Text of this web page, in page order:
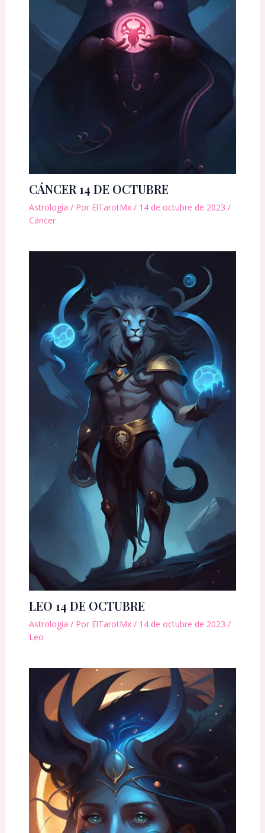
CÁNCER 14 DE OCTUBRE
Astrología / Por ElTarotMx / 14 de octubre de 2023 /
Cáncer
LEO 14 DE OCTUBRE
Astrología / Por ElTarotMx / 14 de octubre de 2023 /
Leo